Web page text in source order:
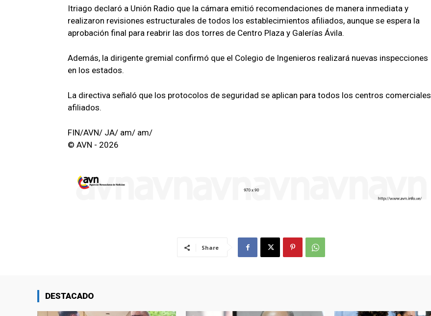
Itriago declaró a Unión Radio que la cámara emitió recomendaciones de manera inmediata y
realizaron revisiones estructurales de todos los establecimientos afiliados, aunque se espera la
aprobación final para reabrir las dos torres de Centro Plaza y Galerías Ávila.
Además, la dirigente gremial confirmó que el Colegio de Ingenieros realizará nuevas inspecciones
en los estados.
La directiva señaló que los protocolos de seguridad se aplican para todos los centros comerciales
afiliados.
FIN/AVN/ JA/ am/ am/
© AVN - 2026
Share
DESTACADO